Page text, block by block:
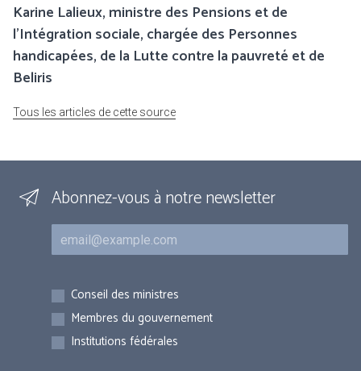
Karine Lalieux, ministre des Pensions et de
l’Intégration sociale, chargée des Personnes
handicapées, de la Lutte contre la pauvreté et de
Beliris
Tous les articles de cette source
Abonnez-vous à notre newsletter
Courriel
Inscriptions
Conseil des ministres
Membres du gouvernement
Institutions fédérales